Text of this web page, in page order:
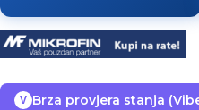
V Brza provjera stanja